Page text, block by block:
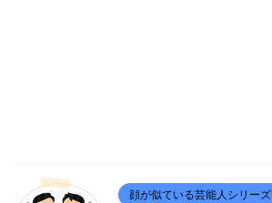
顔が似ている芸能人シリーズ